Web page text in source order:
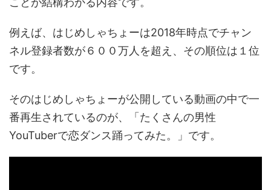
例えば、はじめしゃちょーは2018年時点でチャン
ネル登録者数が６００万人を超え、その順位は１位
です。
そのはじめしゃちょーが公開している動画の中で一
番再生されているのが、「たくさんの男性
YouTuberで恋ダンス踊ってみた。」です。